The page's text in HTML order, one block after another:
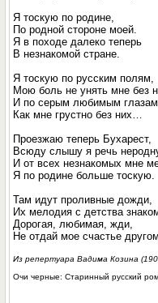
Я тоскую по родине,
По родной стороне моей.
Я в походе далеко теперь
В незнакомой стране.
Я тоскую по русским полям,
Мою боль не унять мне без
И по серым любимым
Как мне грустно без них…
Проезжаю теперь Бухарест,
Всюду слышу я речь
И от всех незнакомых мне
Я по родине больше тоскую.
Там идут проливные дожди,
Их мелодия с детства
Дорогая, любимая, жди,
Не отдай мое счастье
Из репертуара Вадима Козина
Очи черные: Старинный русский